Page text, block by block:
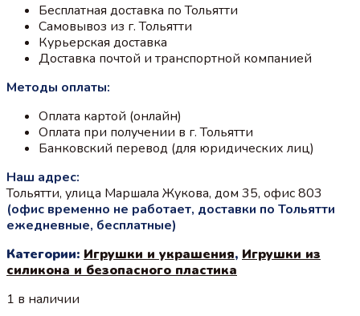
Бесплатная доставка по Тольятти
Самовывоз из г. Тольятти
Курьерская доставка
Доставка почтой и транспортной компанией
Методы оплаты:
Оплата картой (онлайн)
Оплата при получении в г. Тольятти
Банковский перевод (для юридических лиц)
Наш адрес:
Тольятти, улица Маршала Жукова, дом 35, офис 803
(офис временно не работает, доставки по Тольятти
ежедневные, бесплатные)
Категории: Игрушки и украшения, Игрушки из
силикона и безопасного пластика
1 в наличии